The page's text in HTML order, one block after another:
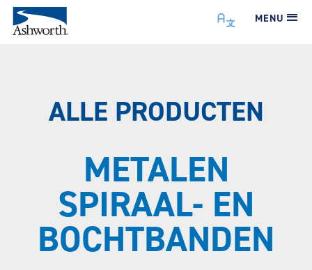
MENU
ALLE PRODUCTEN
METALEN
SPIRAAL- EN
BOCHTBANDEN